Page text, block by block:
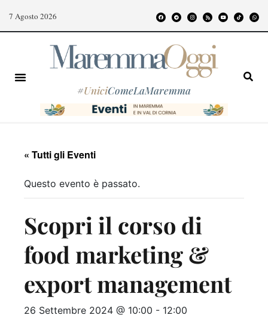
7 Agosto 2026
#UniciComeLaMaremma
« Tutti gli Eventi
Questo evento è passato.
Scopri il corso di
food marketing &
export management
26 Settembre 2024 @ 10:00 - 12:00